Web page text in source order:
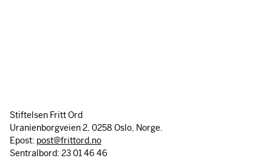
Stiftelsen Fritt Ord
Uranienborgveien 2, 0258 Oslo, Norge.
Epost: post@frittord.no
Sentralbord: 23 01 46 46